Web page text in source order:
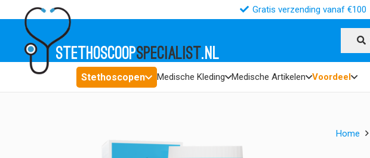
Gratis verzending vanaf €100
STETHOSCOOPSPECIALIST.NL
Stethoscopen Medische Kleding Medische Artikelen Voordeel
Home